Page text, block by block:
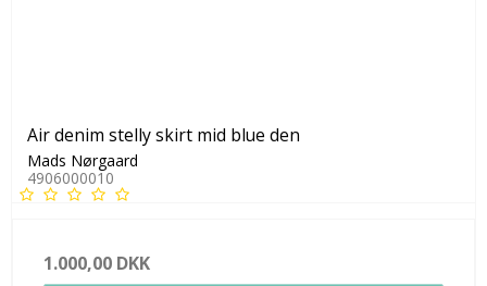
Air denim stelly skirt mid blue den
Mads Nørgaard
4906000010
1.000,00 DKK